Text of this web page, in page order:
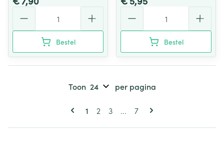
Bestel Bestel
Pagina's
U lees momenteel pagina
1 Pagina
2 Pagina
3 ... Pagina
7
Toon per pagina